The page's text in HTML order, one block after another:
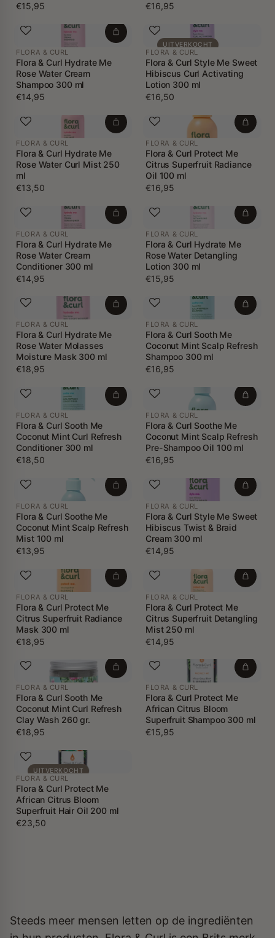
€15,95
€16,95
FLORA & CURL
Flora & Curl Hydrate Me
Rose Water Cream
Shampoo 300 ml
€14,95
UITVERKOCHT
FLORA & CURL
Flora & Curl Style Me Sweet
Hibiscus Curl Activating
Lotion 300 ml
€16,50
FLORA & CURL
Flora & Curl Hydrate Me
Rose Water Curl Mist 250
ml
€13,50
FLORA & CURL
Flora & Curl Protect Me
Citrus Superfruit Radiance
Oil 100 ml
€16,95
FLORA & CURL
Flora & Curl Hydrate Me
Rose Water Cream
Conditioner 300 ml
€14,95
FLORA & CURL
Flora & Curl Hydrate Me
Rose Water Detangling
Lotion 300 ml
€15,95
FLORA & CURL
Flora & Curl Hydrate Me
Rose Water Molasses
Moisture Mask 300 ml
€18,95
FLORA & CURL
Flora & Curl Sooth Me
Coconut Mint Scalp Refresh
Shampoo 300 ml
€16,95
FLORA & CURL
Flora & Curl Sooth Me
Coconut Mint Curl Refresh
Conditioner 300 ml
€18,50
FLORA & CURL
Flora & Curl Soothe Me
Coconut Mint Scalp Refresh
Pre-Shampoo Oil 100 ml
€16,95
FLORA & CURL
Flora & Curl Soothe Me
Coconut Mint Scalp Refresh
Mist 100 ml
€13,95
FLORA & CURL
Flora & Curl Style Me Sweet
Hibiscus Twist & Braid
Cream 300 ml
€14,95
FLORA & CURL
Flora & Curl Protect Me
Citrus Superfruit Radiance
Mask 300 ml
€18,95
FLORA & CURL
Flora & Curl Protect Me
Citrus Superfruit Detangling
Mist 250 ml
€14,95
FLORA & CURL
Flora & Curl Sooth Me
Coconut Mint Curl Refresh
Clay Wash 260 gr.
€18,95
FLORA & CURL
Flora & Curl Protect Me
African Citrus Bloom
Superfruit Shampoo 300 ml
€15,95
UITVERKOCHT
FLORA & CURL
Flora & Curl Protect Me
African Citrus Bloom
Superfruit Hair Oil 200 ml
€23,50
Steeds meer mensen letten op de ingrediënten